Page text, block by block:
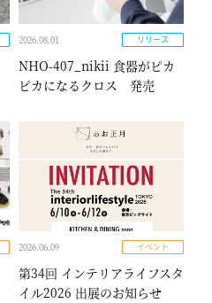
2026.08.01 リリース
NHO-407_nikii 食器がピカ
ピカになるクロス 発売
2026.06.09 イベント
第34回 インテリアライフスタ
イル2026 出展のお知らせ